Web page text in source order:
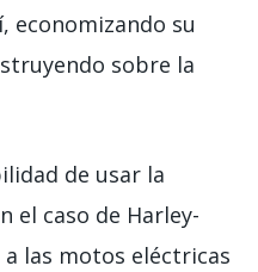
economizando su
sobre la
de usar la
el caso de Harley-
las motos eléctricas